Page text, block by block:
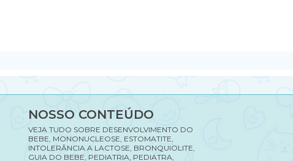
NOSSO CONTEÚDO
VEJA TUDO SOBRE DESENVOLVIMENTO DO
BEBE, MONONUCLEOSE, ESTOMATITE,
INTOLERÂNCIA A LACTOSE, BRONQUIOLITE,
GUIA DO BEBE, PEDIATRIA, PEDIATRA,